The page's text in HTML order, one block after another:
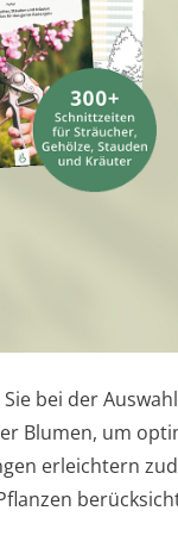
bei der
Blumen, um
erleichtern